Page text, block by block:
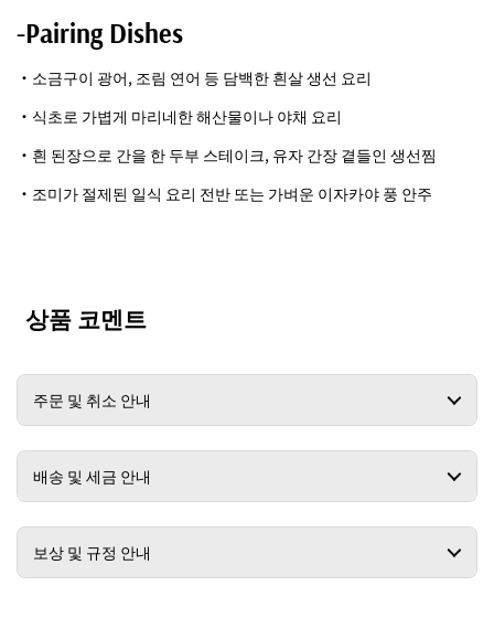
-Pairing Dishes
・소금구이 광어, 조림 연어 등 담백한 흰살 생선 요리
・식초로 가볍게 마리네한 해산물이나 야채 요리
・흰 된장으로 간을 한 두부 스테이크, 유자 간장 곁들인 생선찜
・조미가 절제된 일식 요리 전반 또는 가벼운 이자카야 풍 안주
상품 코멘트
주문 및 취소 안내
배송 및 세금 안내
보상 및 규정 안내